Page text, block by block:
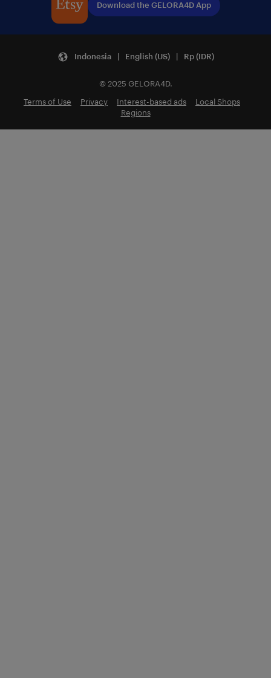
Download the GELORA4D App
Indonesia | English (US) | Rp (IDR)
© 2025 GELORA4D.
Terms of Use
Privacy Interest-based ads
Local Shops
Regions